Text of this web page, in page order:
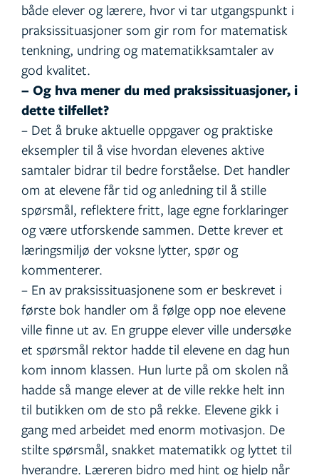
både elever og lærere, hvor vi tar utgangspunkt i
praksissituasjoner som gir rom for matematisk
tenkning, undring og matematikksamtaler av
god kvalitet.
– Og hva mener du med praksissituasjoner, i
dette tilfellet?
– Det å bruke aktuelle oppgaver og praktiske
eksempler til å vise hvordan elevenes aktive
samtaler bidrar til bedre forståelse. Det handler
om at elevene får tid og anledning til å stille
spørsmål, reflektere fritt, lage egne forklaringer
og være utforskende sammen. Dette krever et
læringsmiljø der voksne lytter, spør og
kommenterer.
– En av praksissituasjonene som er beskrevet i
første bok handler om å følge opp noe elevene
ville finne ut av. En gruppe elever ville undersøke
et spørsmål rektor hadde til elevene en dag hun
kom innom klassen. Hun lurte på om skolen nå
hadde så mange elever at de ville rekke helt inn
til butikken om de sto på rekke. Elevene gikk i
gang med arbeidet med enorm motivasjon. De
stilte spørsmål, snakket matematikk og lyttet til
hverandre. Læreren bidro med hint og hjelp når